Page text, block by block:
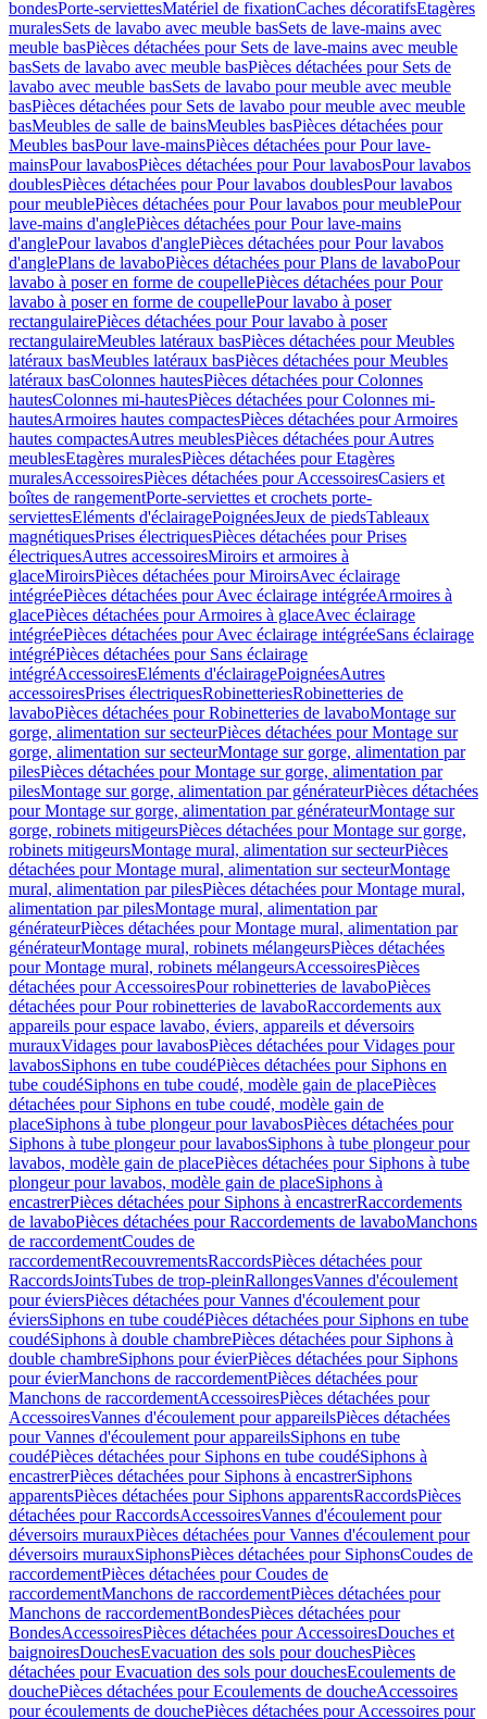
bondesPorte-serviettesMatériel de fixationCaches décoratifsEtagères
muralesSets de lavabo avec meuble basSets de lave-mains avec
meuble basPièces détachées pour Sets de lave-mains avec meuble
basSets de lavabo avec meuble basPièces détachées pour Sets de
lavabo avec meuble basSets de lavabo pour meuble avec meuble
basPièces détachées pour Sets de lavabo pour meuble avec meuble
basMeubles de salle de bainsMeubles basPièces détachées pour
Meubles basPour lave-mainsPièces détachées pour Pour lave-
mainsPour lavabosPièces détachées pour Pour lavabosPour lavabos
doublesPièces détachées pour Pour lavabos doublesPour lavabos
pour meublePièces détachées pour Pour lavabos pour meublePour
lave-mains d'anglePièces détachées pour Pour lave-mains
d'anglePour lavabos d'anglePièces détachées pour Pour lavabos
d'anglePlans de lavaboPièces détachées pour Plans de lavaboPour
lavabo à poser en forme de coupellePièces détachées pour Pour
lavabo à poser en forme de coupellePour lavabo à poser
rectangulairePièces détachées pour Pour lavabo à poser
rectangulaireMeubles latéraux basPièces détachées pour Meubles
latéraux basMeubles latéraux basPièces détachées pour Meubles
latéraux basColonnes hautesPièces détachées pour Colonnes
hautesColonnes mi-hautesPièces détachées pour Colonnes mi-
hautesArmoires hautes compactesPièces détachées pour Armoires
hautes compactesAutres meublesPièces détachées pour Autres
meublesEtagères muralesPièces détachées pour Etagères
muralesAccessoiresPièces détachées pour AccessoiresCasiers et
boîtes de rangementPorte-serviettes et crochets porte-
serviettesEléments d'éclairagePoignéesJeux de piedsTableaux
magnétiquesPrises électriquesPièces détachées pour Prises
électriquesAutres accessoiresMiroirs et armoires à
glaceMiroirsPièces détachées pour MiroirsAvec éclairage
intégréePièces détachées pour Avec éclairage intégréeArmoires à
glacePièces détachées pour Armoires à glaceAvec éclairage
intégréePièces détachées pour Avec éclairage intégréeSans éclairage
intégréPièces détachées pour Sans éclairage
intégréAccessoiresEléments d'éclairagePoignéesAutres
accessoiresPrises électriquesRobinetteriesRobinetteries de
lavaboPièces détachées pour Robinetteries de lavaboMontage sur
gorge, alimentation sur secteurPièces détachées pour Montage sur
gorge, alimentation sur secteurMontage sur gorge, alimentation par
pilesPièces détachées pour Montage sur gorge, alimentation par
pilesMontage sur gorge, alimentation par générateurPièces détachées
pour Montage sur gorge, alimentation par générateurMontage sur
gorge, robinets mitigeursPièces détachées pour Montage sur gorge,
robinets mitigeursMontage mural, alimentation sur secteurPièces
détachées pour Montage mural, alimentation sur secteurMontage
mural, alimentation par pilesPièces détachées pour Montage mural,
alimentation par pilesMontage mural, alimentation par
générateurPièces détachées pour Montage mural, alimentation par
générateurMontage mural, robinets mélangeursPièces détachées
pour Montage mural, robinets mélangeursAccessoiresPièces
détachées pour AccessoiresPour robinetteries de lavaboPièces
détachées pour Pour robinetteries de lavaboRaccordements aux
appareils pour espace lavabo, éviers, appareils et déversoirs
murauxVidages pour lavabosPièces détachées pour Vidages pour
lavabosSiphons en tube coudéPièces détachées pour Siphons en
tube coudéSiphons en tube coudé, modèle gain de placePièces
détachées pour Siphons en tube coudé, modèle gain de
placeSiphons à tube plongeur pour lavabosPièces détachées pour
Siphons à tube plongeur pour lavabosSiphons à tube plongeur pour
lavabos, modèle gain de placePièces détachées pour Siphons à tube
plongeur pour lavabos, modèle gain de placeSiphons à
encastrerPièces détachées pour Siphons à encastrerRaccordements
de lavaboPièces détachées pour Raccordements de lavaboManchons
de raccordementCoudes de
raccordementRecouvrementsRaccordsPièces détachées pour
RaccordsJointsTubes de trop-pleinRallongesVannes d'écoulement
pour éviersPièces détachées pour Vannes d'écoulement pour
éviersSiphons en tube coudéPièces détachées pour Siphons en tube
coudéSiphons à double chambrePièces détachées pour Siphons à
double chambreSiphons pour évierPièces détachées pour Siphons
pour évierManchons de raccordementPièces détachées pour
Manchons de raccordementAccessoiresPièces détachées pour
AccessoiresVannes d'écoulement pour appareilsPièces détachées
pour Vannes d'écoulement pour appareilsSiphons en tube
coudéPièces détachées pour Siphons en tube coudéSiphons à
encastrerPièces détachées pour Siphons à encastrerSiphons
apparentsPièces détachées pour Siphons apparentsRaccordsPièces
détachées pour RaccordsAccessoiresVannes d'écoulement pour
déversoirs murauxPièces détachées pour Vannes d'écoulement pour
déversoirs murauxSiphonsPièces détachées pour SiphonsCoudes de
raccordementPièces détachées pour Coudes de
raccordementManchons de raccordementPièces détachées pour
Manchons de raccordementBondesPièces détachées pour
BondesAccessoiresPièces détachées pour AccessoiresDouches et
baignoiresDouchesEvacuation des sols pour douchesPièces
détachées pour Evacuation des sols pour douchesEcoulements de
douchePièces détachées pour Ecoulements de doucheAccessoires
pour écoulements de douchePièces détachées pour Accessoires pour